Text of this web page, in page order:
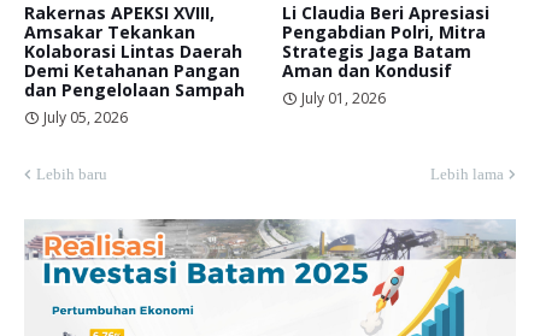
Rakernas APEKSI XVIII,
Amsakar Tekankan
Kolaborasi Lintas Daerah
Demi Ketahanan Pangan
dan Pengelolaan Sampah
July 05, 2026
Li Claudia Beri Apresiasi
Pengabdian Polri, Mitra
Strategis Jaga Batam
Aman dan Kondusif
July 01, 2026
Lebih baru Lebih lama